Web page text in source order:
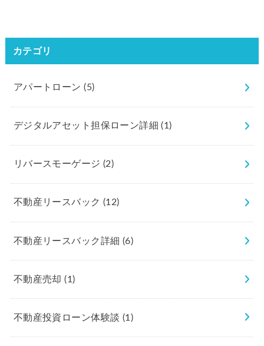
カテゴリ
アパートローン(5)
デジタルアセット担保ローン詳細(1)
リバースモーゲージ (2)
不動産リースバック (12)
不動産リースバック詳細 (6)
不動産売却(1)
不動産投資ローン体験談 (1)